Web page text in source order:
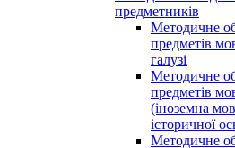
предметників
Методичне
предметів
галузі
Методичне
предметів
(іноземна
історичної
Методичне